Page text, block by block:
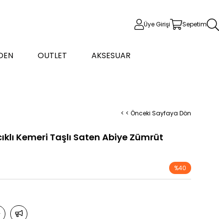
Üye Girişi Sepetim
OUTLET AKSESUAR
< < Önceki Sayfaya Dön
Kemeri Taşlı Saten Abiye Zümrüt
%40
İndirim